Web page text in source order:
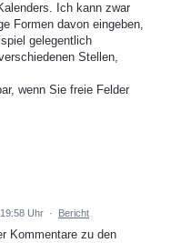
Ich kann zwar
Formen davon eingeben,
gelegentlich
Stellen,
wenn Sie freie Felder
Uhr · Bericht
Kommentare zu den